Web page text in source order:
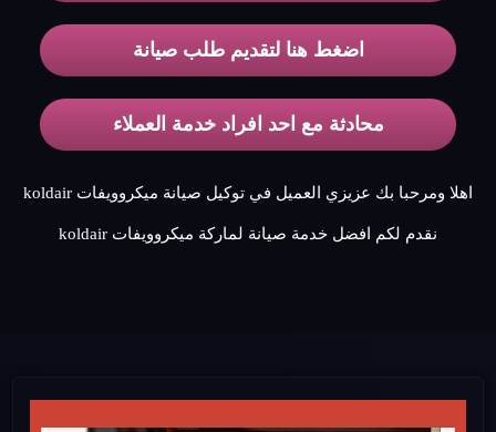
اضغط هنا لتقديم طلب صيانة
محادثة مع احد افراد خدمة العملاء
اهلا ومرحبا بك عزيزي العميل في توكيل صيانة ميكروويفات koldair
نقدم لكم افضل خدمة صيانة لماركة ميكروويفات koldair